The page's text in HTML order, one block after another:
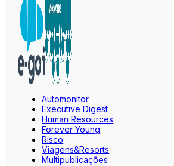
Automonitor
Executive Digest
Human Resources
Forever Young
Risco
Viagens&Resorts
Multipublicações